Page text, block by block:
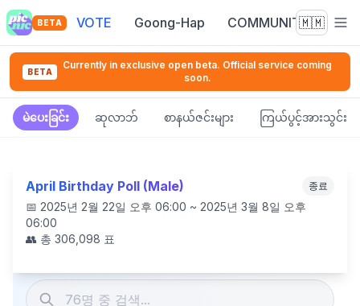
BETA VOTE Goong-Hap COMMUNITY🇲🇲
BETA
Currently in exclusive open beta. Official service coming
soon.
မဲပေးခြင်း ဆုလာဘ် စာနယ်ဇင်းများ ကြယ်ပွင့်အားသွင်း
April Birthday Poll (Male) 종료
📅 2025년 2월 22일 오후 06:00 ~ 2025년 3월 8일 오후
06:00
👥 총 306,098 표